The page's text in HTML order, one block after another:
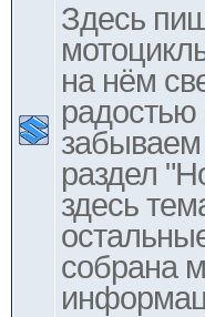
Здесь
на нём
радостью
забываем
раздел
здесь
собрана